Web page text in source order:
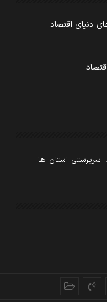
دنیای اقتصاد
سرپرستی استان ها